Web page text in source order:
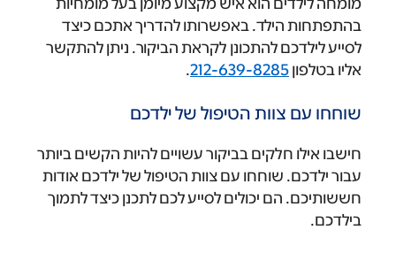
בהתפתחות הילד. באפשרותו להדריך אתכם כיצד
לסייע לילדכם להתכונן לקראת הביקור. ניתן להתקשר
אליו בטלפון212-639-8285
.
שוחחו עם צוות הטיפול של ילדכם
חישבו אילו חלקים בביקור עשויים להיות הקשים ביותר
עבור ילדכם. שוחחו עם צוות הטיפול של ילדכם אודות
חששותיכם. הם יכולים לסייע לכם לתכנן כיצד לתמוך
בילדכם.